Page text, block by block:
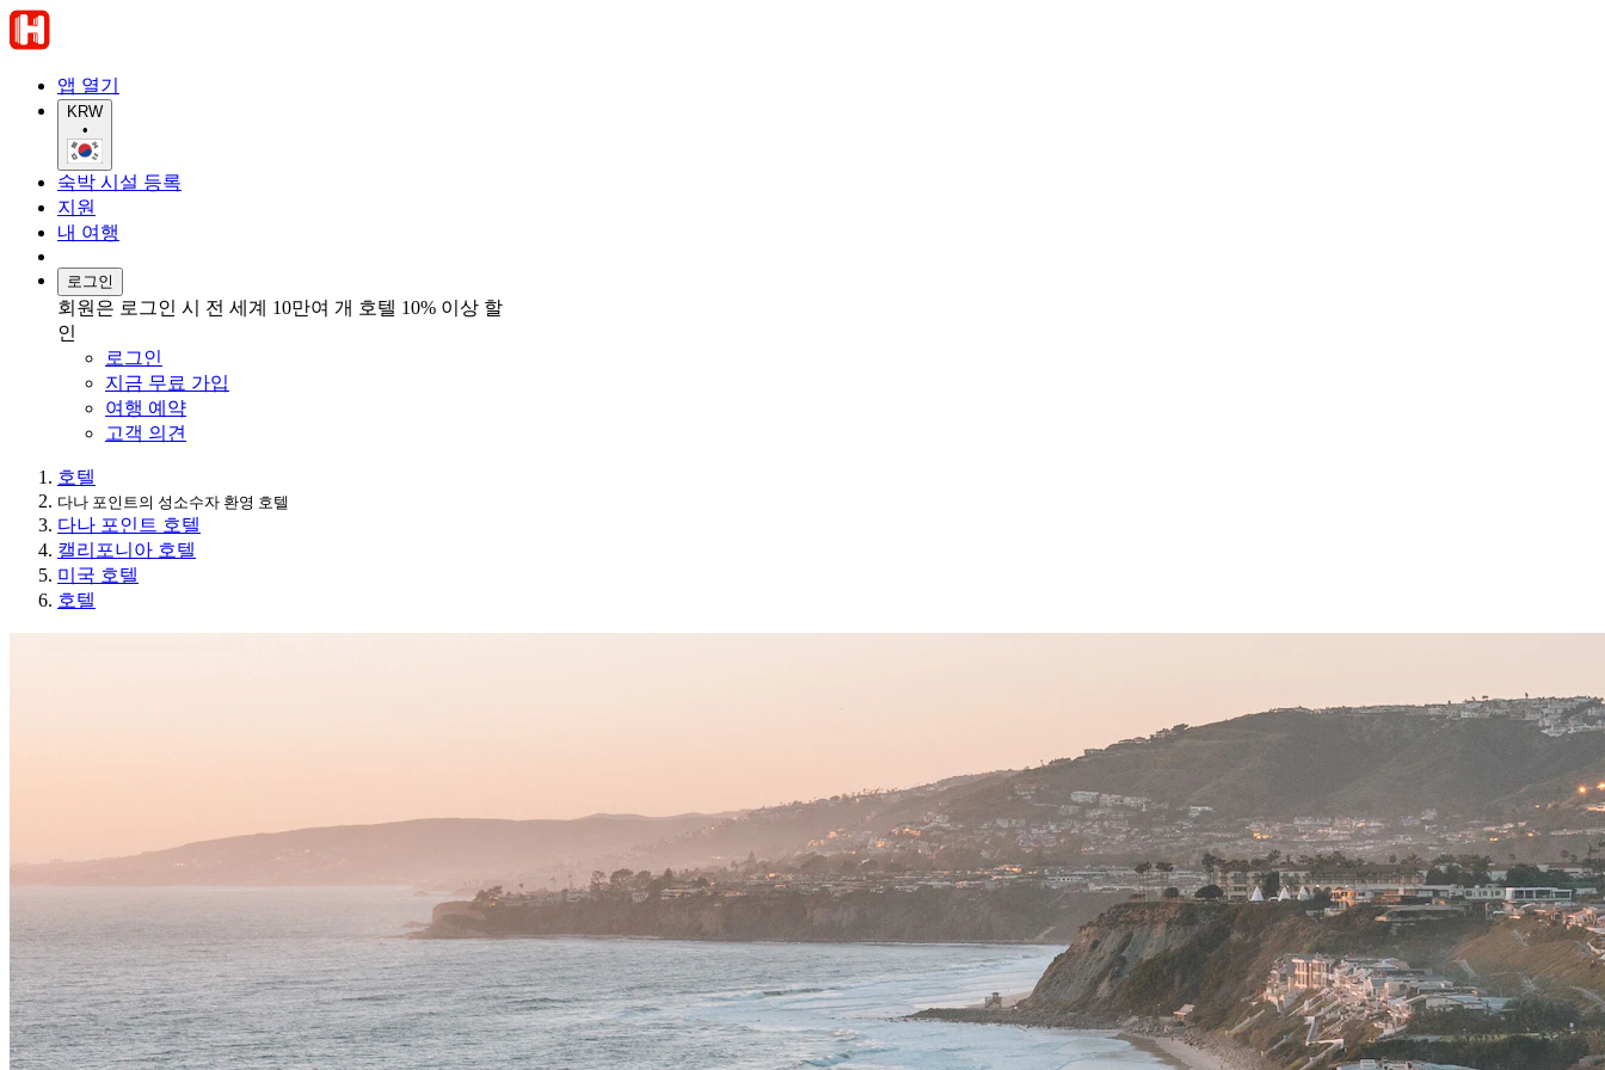
앱 열기
KRW
•
숙박 시설 등록
지원
내 여행
로그인
회원은 로그인 시 전 세계 10만여 개 호텔 10% 이상 할
인
로그인
지금 무료 가입
여행 예약
고객 의견
호텔
다나 포인트의 성소수자 환영 호텔
다나 포인트 호텔
캘리포니아 호텔
미국 호텔
호텔